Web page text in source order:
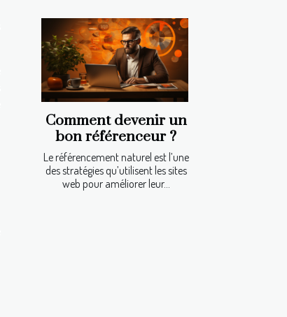
Comment devenir un
bon référenceur ?
Le référencement naturel est l’une
des stratégies qu’utilisent les sites
web pour améliorer leur...